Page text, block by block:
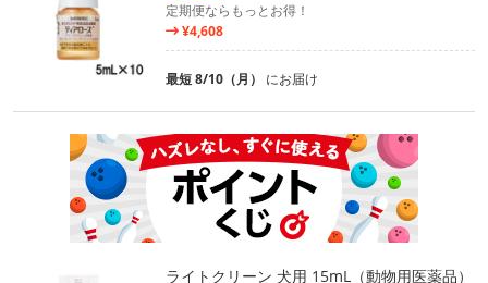
定期便ならもっとお得！
¥4,608
最短 8/10（月） にお届け
ライトクリーン 犬用 15mL（動物用医薬品）